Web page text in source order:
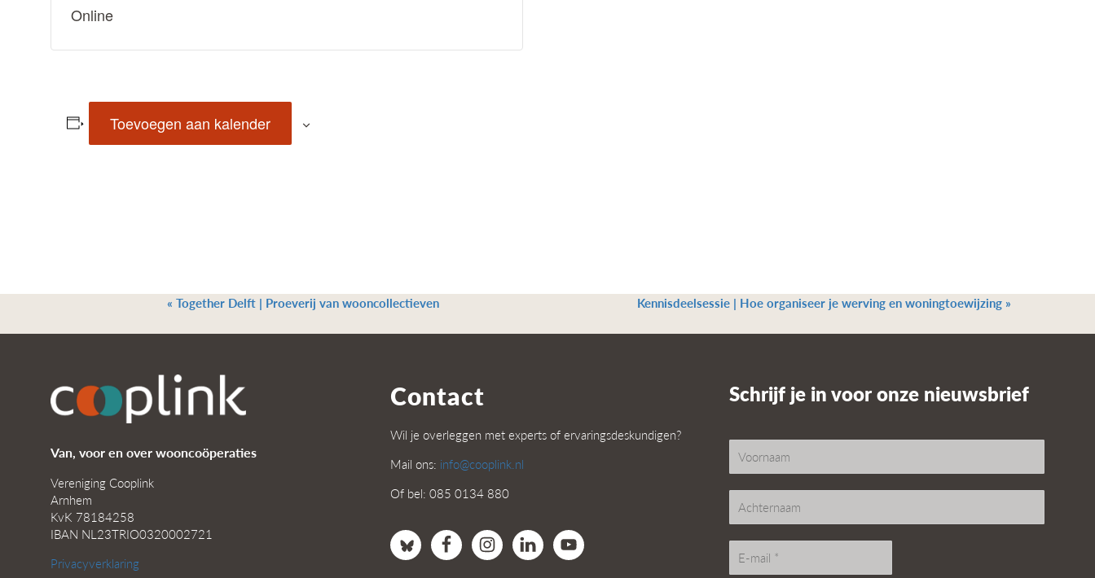
Online
Toevoegen aan kalender
« Together Delft | Proeverij van wooncollectieven Kennisdeelsessie | Hoe organiseer je werving en woningtoewijzing »
Van, voor en over wooncoöperaties
Vereniging Cooplink
Arnhem
KvK 78184258
IBAN NL23TRIO0320002721
Privacyverklaring
Contact
Wil je overleggen met experts of ervaringsdeskundigen?
Mail ons: info@cooplink.nl
Of bel: 085 0134 880
Schrijf je in voor onze nieuwsbrief